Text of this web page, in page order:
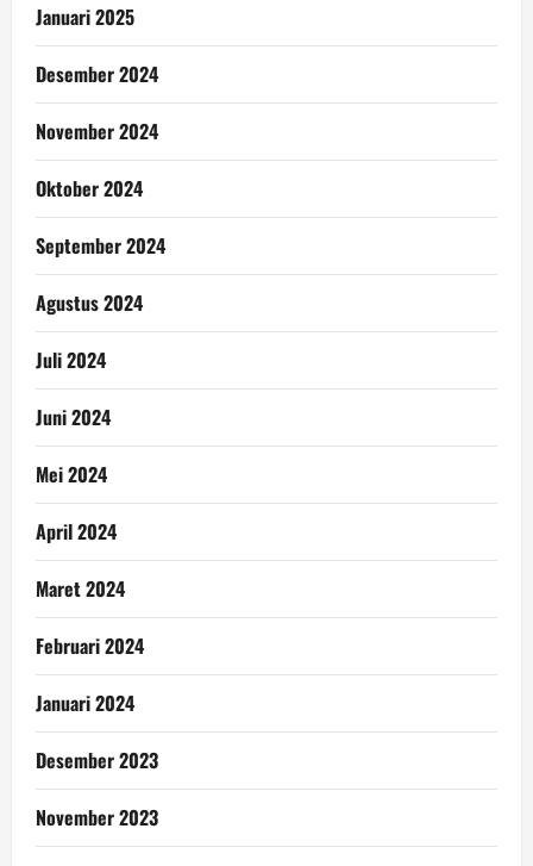
Januari 2025
Desember 2024
November 2024
Oktober 2024
September 2024
Agustus 2024
Juli 2024
Juni 2024
Mei 2024
April 2024
Maret 2024
Februari 2024
Januari 2024
Desember 2023
November 2023